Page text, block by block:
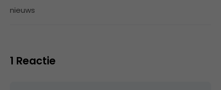
nieuws
1 Reactie